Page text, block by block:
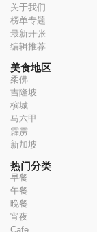
关于我们
榜单专题
最新开张
编辑推荐
美食地区
柔佛
吉隆坡
槟城
马六甲
霹雳
新加坡
热门分类
早餐
午餐
晚餐
宵夜
Cafe